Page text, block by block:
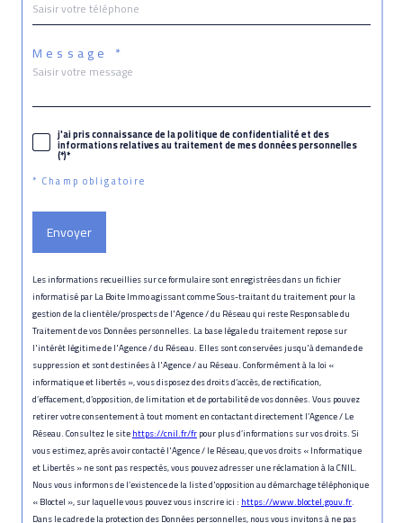
Message *
j'ai pris connaissance de la politique de confidentialité et des
informations relatives au traitement de mes données personnelles
(*)*
* Champ obligatoire
Envoyer
Les informations recueillies sur ce formulaire sont enregistrées dans un fichier
informatisé par La Boite Immo agissant comme Sous-traitant du traitement pour la
gestion de la clientèle/prospects de l'Agence / du Réseau qui reste Responsable du
Traitement de vos Données personnelles. La base légale du traitement repose sur
l'intérêt légitime de l'Agence / du Réseau. Elles sont conservées jusqu'à demande de
suppression et sont destinées à l'Agence / au Réseau. Conformément à la loi «
informatique et libertés », vous disposez des droits d’accès, de rectification,
d’effacement, d’opposition, de limitation et de portabilité de vos données. Vous pouvez
retirer votre consentement à tout moment en contactant directement l’Agence / Le
Réseau. Consultez le sitehttps://cnil.fr/frpour plus d’informations sur vos droits. Si
vous estimez, après avoir contacté l'Agence / le Réseau, que vos droits « Informatique
et Libertés » ne sont pas respectés, vous pouvez adresser une réclamation à la CNIL.
Nous vous informons de l’existence de la liste d'opposition au démarchage téléphonique
« Bloctel », sur laquelle vous pouvez vous inscrire ici : https://www.bloctel.gouv.fr.
Dans le cadre de la protection des Données personnelles, nous vous invitons à ne pas